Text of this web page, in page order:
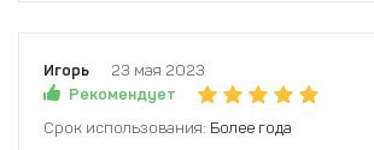
Игорь
23 мая 2023
Рекомендует
Срок использования: Более года